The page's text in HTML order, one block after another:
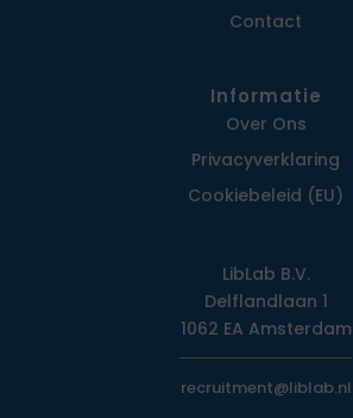
Contact
Informatie
Over Ons
Privacy­verklaring
Cookiebeleid (EU)
LibLab B.V.
Delflandlaan 1
1062 EA Amsterdam
recruitment@liblab.nl